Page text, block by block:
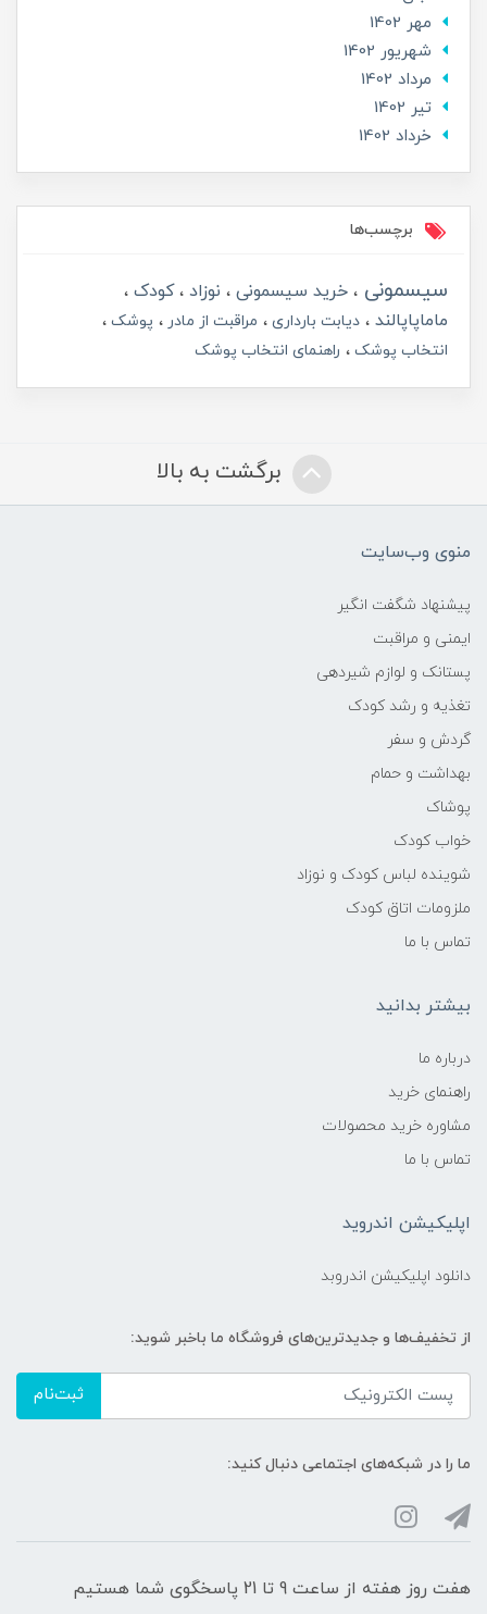
مهر 1402
شهریور 1402
مرداد 1402
تير 1402
خرداد 1402
برچسب‌ها
سیسمونی خرید سیسمونی نوزاد
کودک
ماماپاپالند
دیابت بارداری مراقبت از مادر
پوشک
انتخاب پوشک
راهنمای انتخاب پوشک
برگشت به بالا
منوی وب‌سایت
پیشنهاد شگفت انگیر
ایمنی و مراقبت
پستانک و لوازم شیردهی
تغذیه و رشد کودک
گردش و سفر
بهداشت و حمام
پوشاک
خواب کودک
شوینده لباس کودک و نوزاد
ملزومات اتاق کودک
تماس با ما
بیشتر بدانید
درباره ما
راهنمای خرید
مشاوره خرید محصولات
تماس با ما
اپلیکیشن اندروید
دانلود اپلیکیشن اندروبد
از تخفیف‌ها و جدیدترین‌های فروشگاه ما باخبر شوید:
ثبت‌نام
ما را در شبکه‌های اجتماعی دنبال کنید:
هفت روز هفته از ساعت 9 تا 21 پاسخگوی شما هستیم